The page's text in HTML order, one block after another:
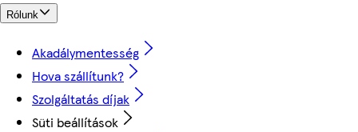
Rólunk
Akadálymentesség
Hova szállítunk?
Szolgáltatás díjak
Süti beállítások